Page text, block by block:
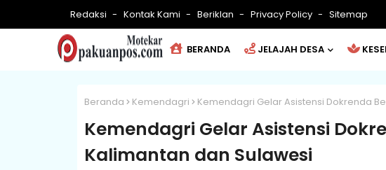
Redaksi Kontak Kami Beriklan Privacy Policy Sitemap
BERANDA JELAJAH DESA
Beranda Kemendagri Kemendagri Gelar Asistensi Dokrenda
Kemendagri Gelar Asistensi
Kalimantan dan Sulawesi